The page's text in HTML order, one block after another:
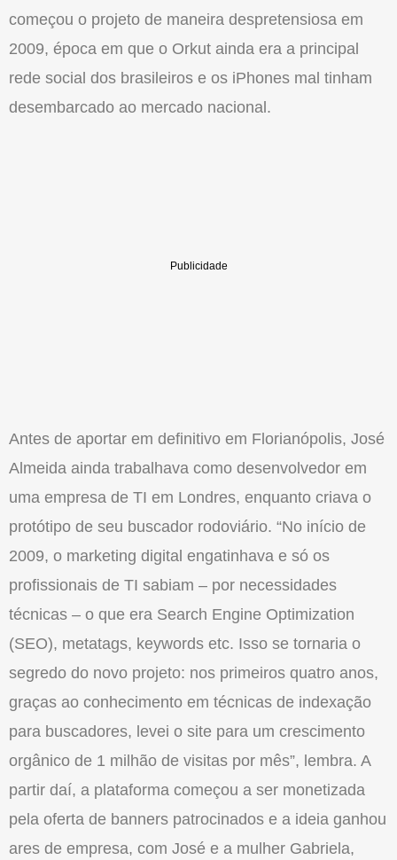
começou o projeto de maneira despretensiosa em
2009, época em que o Orkut ainda era a principal
rede social dos brasileiros e os iPhones mal tinham
desembarcado ao mercado nacional.
Antes de aportar em definitivo em Florianópolis, José
Almeida ainda trabalhava como desenvolvedor em
uma empresa de TI em Londres, enquanto criava o
protótipo de seu buscador rodoviário. “No início de
2009, o marketing digital engatinhava e só os
profissionais de TI sabiam – por necessidades
técnicas – o que era Search Engine Optimization
(SEO), metatags, keywords etc. Isso se tornaria o
segredo do novo projeto: nos primeiros quatro anos,
graças ao conhecimento em técnicas de indexação
para buscadores, levei o site para um crescimento
orgânico de 1 milhão de visitas por mês”, lembra. A
partir daí, a plataforma começou a ser monetizada
pela oferta de banners patrocinados e a ideia ganhou
ares de empresa, com José e a mulher Gabriela,